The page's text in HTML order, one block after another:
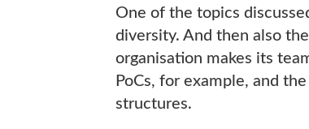
One of the topics
diversity. And then also
organisation makes its
PoCs, for example, and
structures.